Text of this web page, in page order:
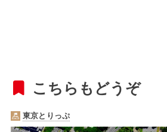
こちらもどうぞ